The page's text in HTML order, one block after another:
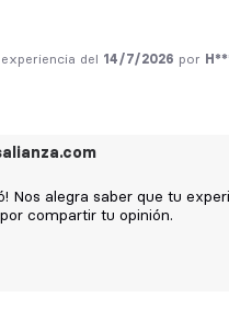
experiencia del 14/7/2026 por
Nos alegra saber que tu
compartir tu opinión.